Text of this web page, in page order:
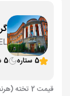
5 ستاره
5 شب
قیمت 2 تخته (هرنفر)